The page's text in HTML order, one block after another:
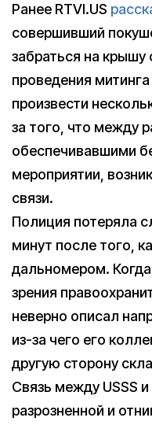
Ранее RTVI.US
совершивший
забраться на
проведения
произвести
за того, что между
обеспечивавшими
мероприятии,
связи.
Полиция потеряла
минут после того,
дальномером.
зрения
неверно описал
из-за чего его
другую сторону
Связь между USSS
разрозненной и